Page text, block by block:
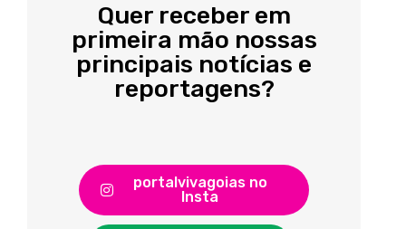
Quer receber em
primeira mão nossas
principais notícias e
reportagens?
portalvivagoias no
Insta